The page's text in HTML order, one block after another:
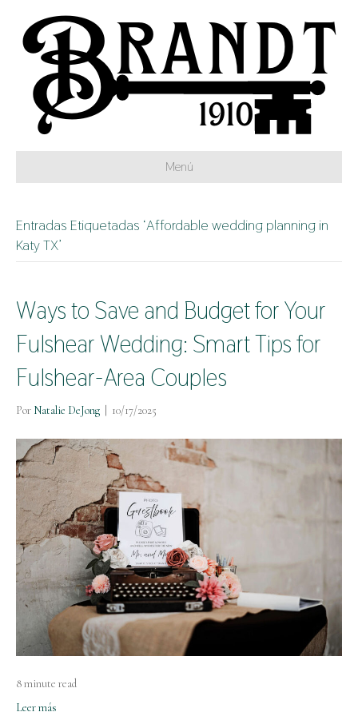
Menú
Entradas Etiquetadas ‘Affordable wedding planning in
Katy TX’
Ways to Save and Budget for Your
Fulshear Wedding: Smart Tips for
Fulshear-Area Couples
Por Natalie DeJong 10/17/2025
8 minute read
Leer más